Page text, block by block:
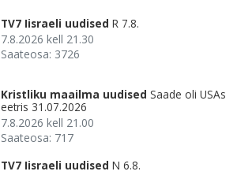
TV7 Iisraeli uudised R 7.8.
7.8.2026 kell 21.30
Saateosa: 3726
Kristliku maailma uudised Saade oli USAs
eetris 31.07.2026
7.8.2026 kell 21.00
Saateosa: 717
TV7 Iisraeli uudised N 6.8.